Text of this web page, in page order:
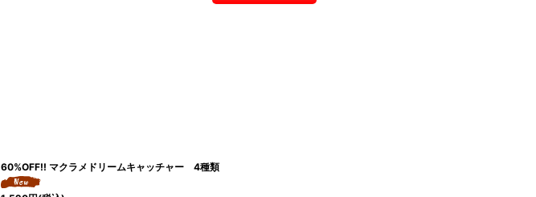
60%OFF!! マクラメドリームキャッチャー 4種類